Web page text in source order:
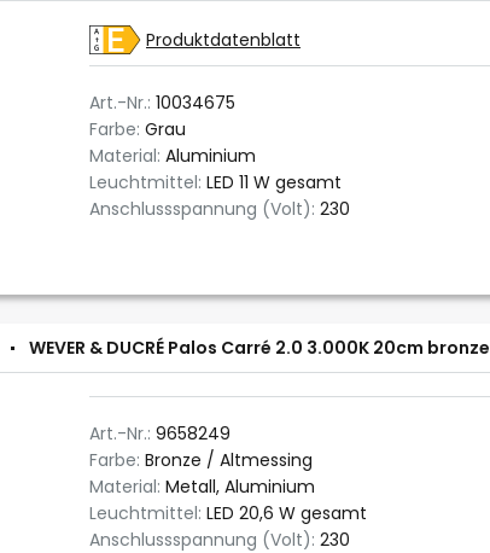
Produktdatenblatt
Art.-Nr.: 10034675
Farbe: Grau
Material: Aluminium
Leuchtmittel: LED 11 W gesamt
Anschlussspannung (Volt): 230
WEVER & DUCRÉ Palos Carré 2.0 3.000K 20cm bronze
Art.-Nr.: 9658249
Farbe: Bronze / Altmessing
Material: Metall, Aluminium
Leuchtmittel: LED 20,6 W gesamt
Anschlussspannung (Volt): 230